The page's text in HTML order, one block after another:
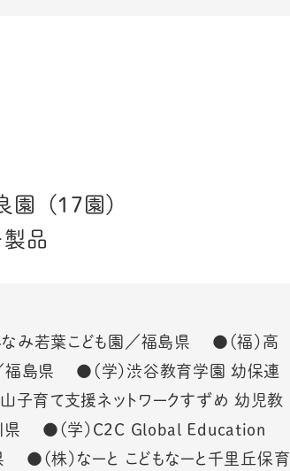
園（17園）
品
み若葉こども園／福島県 ●（福）高
福島県 ●（学）渋谷教育学園 幼保連
育て支援ネットワークすずめ 幼児教
県 ●（学）C2C Global Education
株）なーと こどもなーと千里丘保育